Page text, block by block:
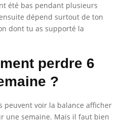
été bas pendant plusieurs
dépend surtout de ton
dont tu as supporté la
perdre 6
?
peuvent voir la balance afficher
une semaine. Mais il faut bien